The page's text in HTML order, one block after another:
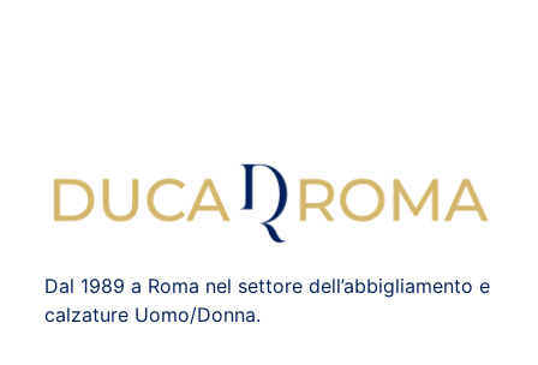
Dal 1989 a Roma nel settore dell’abbigliamento e
calzature Uomo/Donna.